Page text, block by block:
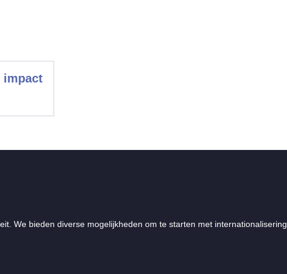
impact
We bieden diverse mogelijkheden om te starten met internationalisering.